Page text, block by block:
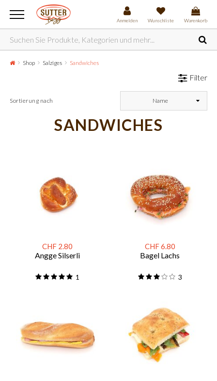
Anmelden Wunschliste Warenkorb
Shop Salziges Sandwiches
Filter
Sortierung nach Name
SANDWICHES
CHF 2.80
Angge Silserli
1
CHF 6.80
Bagel Lachs
3